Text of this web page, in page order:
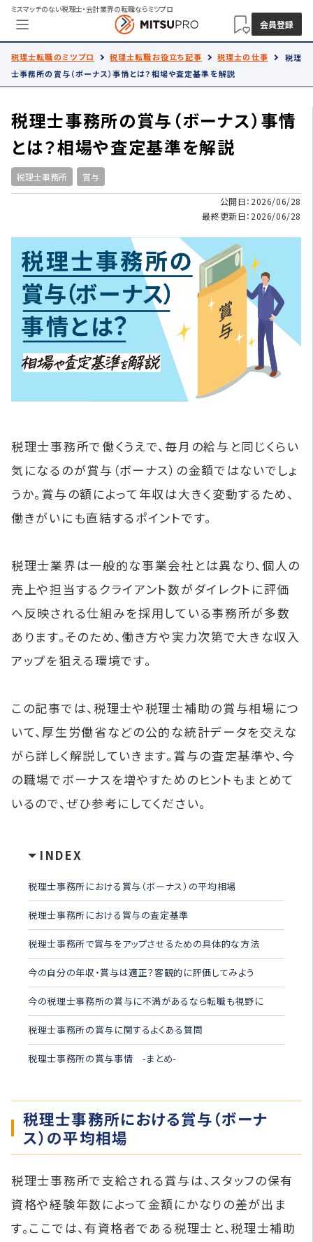
ミスマッチのない税理士・会計業界の転職ならミツプロ
会員登録
税理士転職のミツプロ 税理士転職お役立ち記事 税理士の仕事
税理
士事務所の賞与（ボーナス）事情とは？相場や査定基準を解説
税理士事務所の賞与（ボーナス）事情
とは？相場や査定基準を解説
税理士事務所 賞与
公開日：2026/06/28
最終更新日：2026/06/28
税理士事務所で働くうえで、毎月の給与と同じくらい
気になるのが賞与（ボーナス）の金額ではないでしょ
うか。賞与の額によって年収は大きく変動するため、
働きがいにも直結するポイントです。
税理士業界は一般的な事業会社とは異なり、個人の
売上や担当するクライアント数がダイレクトに評価
へ反映される仕組みを採用している事務所が多数
あります。そのため、働き方や実力次第で大きな収入
アップを狙える環境です。
この記事では、税理士や税理士補助の賞与相場につ
いて、厚生労働省などの公的な統計データを交えな
がら詳しく解説していきます。賞与の査定基準や、今
の職場でボーナスを増やすためのヒントもまとめて
いるので、ぜひ参考にしてください。
INDEX
税理士事務所における賞与（ボーナス）の平均相場
税理士事務所における賞与の査定基準
税理士事務所で賞与をアップさせるための具体的な方法
今の自分の年収・賞与は適正？客観的に評価してみよう
今の税理士事務所の賞与に不満があるなら転職も視野に
税理士事務所の賞与に関するよくある質問
税理士事務所の賞与事情 -まとめ-
税理士事務所における賞与（ボーナ
ス）の平均相場
税理士事務所で支給される賞与は、スタッフの保有
資格や経験年数によって金額にかなりの差が出ま
す。ここでは、有資格者である税理士と、税理士補助